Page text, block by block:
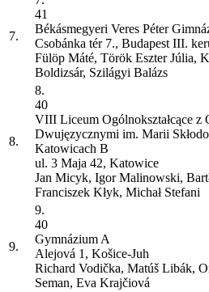
7.
41
Békásmegyeri Veres Péter
Csobánka tér 7., Budapest III.
Fülöp Máté, Török Eszter Júlia,
Boldizsár, Szilágyi Balázs
8.
8.
40
VIII Liceum Ogólnokształcące z
Dwujęzycznymi im. Marii
Katowicach B
ul. 3 Maja 42, Katowice
Jan Micyk, Igor Malinowski,
Franciszek Kłyk, Michał Stefani
9.
9.
40
Gymnázium A
Alejová 1, Košice-Juh
Richard Vodička, Matúš Libák,
Seman, Eva Krajčiová